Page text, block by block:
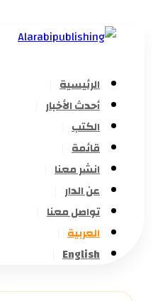
الرئيسية
أحدث الأخبار
الكتب
قائمة
انشر معنا
عن الدار
تواصل معنا
العربية
English